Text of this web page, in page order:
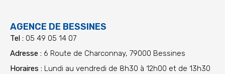
AGENCE DE BESSINES
Tel : 05 49 05 14 07
Adresse : 6 Route de Charconnay, 79000 Bessines
Horaires : Lundi au vendredi de 8h30 à 12h00 et de 13h30